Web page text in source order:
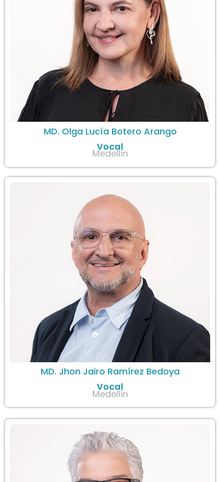
MD. Olga Lucía Botero Arango
Vocal
Medellín
MD. Jhon Jairo Ramírez Bedoya
Vocal
Medellín